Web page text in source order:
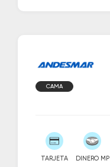
CAMA
TARJETA DINERO MP